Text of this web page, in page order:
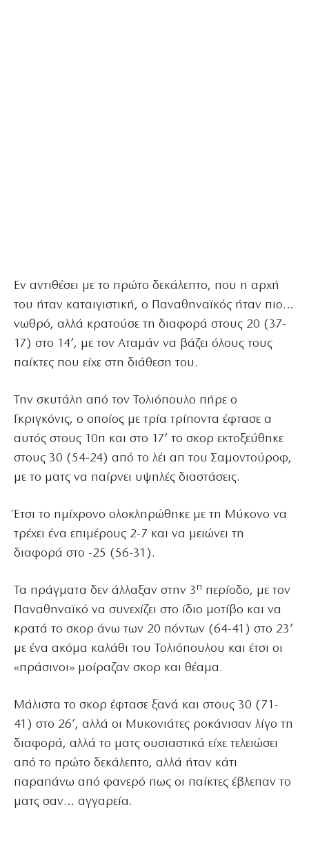
Εν αντιθέσει με το πρώτο δεκάλεπτο, που η αρχή
του ήταν καταιγιστική, ο Παναθηναϊκός ήταν πιο…
νωθρό, αλλά κρατούσε τη διαφορά στους 20 (37-
17) στο 14’, με τον Αταμάν να βάζει όλους τους
παίκτες που είχε στη διάθεση του.
Την σκυτάλη από τον Τολιόπουλο πήρε ο
Γκριγκόνις, ο οποίος με τρία τρίποντα έφτασε α
αυτός στους 10π και στο 17’ το σκορ εκτοξεύθηκε
στους 30 (54-24) από το λέι απ του Σαμοντούροφ,
με το ματς να παίρνει υψηλές διαστάσεις.
Έτσι το ημίχρονο ολοκληρώθηκε με τη Μύκονο να
τρέχει ένα επιμέρους 2-7 και να μειώνει τη
διαφορά στο -25 (56-31).
Τα πράγματα δεν άλλαξαν στην 3 η περίοδο, με τον
Παναθηναϊκό να συνεχίζει στο ίδιο μοτίβο και να
κρατά το σκορ άνω των 20 πόντων (64-41) στο 23’
με ένα ακόμα καλάθι του Τολιόπουλου και έτσι οι
«πράσινοι» μοίραζαν σκορ και θέαμα.
Μάλιστα το σκορ έφτασε ξανά και στους 30 (71-
41) στο 26’, αλλά οι Μυκονιάτες ροκάνισαν λίγο τη
διαφορά, αλλά το ματς ουσιαστικά είχε τελειώσει
από το πρώτο δεκάλεπτο, αλλά ήταν κάτι
παραπάνω από φανερό πως οι παίκτες έβλεπαν το
ματς σαν… αγγαρεία.